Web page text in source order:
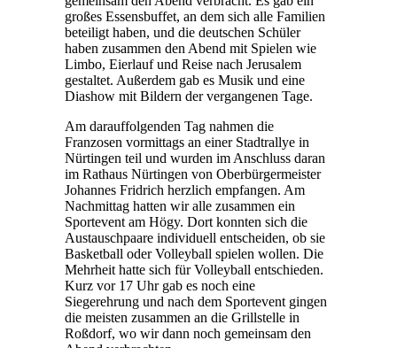
großes Essensbuffet, an dem sich alle Familien
beteiligt haben, und die deutschen Schüler
haben zusammen den Abend mit Spielen wie
Limbo, Eierlauf und Reise nach Jerusalem
gestaltet. Außerdem gab es Musik und eine
Diashow mit Bildern der vergangenen Tage.
Am darauffolgenden Tag nahmen die
Franzosen vormittags an einer Stadtrallye in
Nürtingen teil und wurden im Anschluss daran
im Rathaus Nürtingen von Oberbürgermeister
Johannes Fridrich herzlich empfangen. Am
Nachmittag hatten wir alle zusammen ein
Sportevent am Högy. Dort konnten sich die
Austauschpaare individuell entscheiden, ob sie
Basketball oder Volleyball spielen wollen. Die
Mehrheit hatte sich für Volleyball entschieden.
Kurz vor 17 Uhr gab es noch eine
Siegerehrung und nach dem Sportevent gingen
die meisten zusammen an die Grillstelle in
Roßdorf, wo wir dann noch gemeinsam den